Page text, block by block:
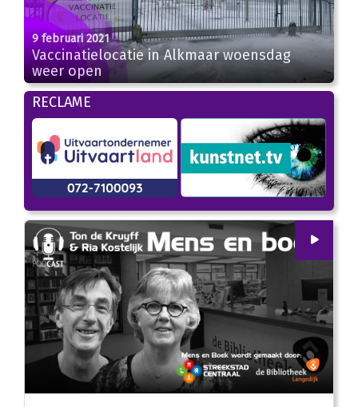
9 februari 2021
Vaccinatielocatie in Alkmaar woensdag
weer open
RECLAME
00:00
00:00